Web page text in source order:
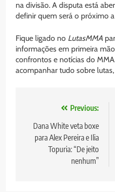
na divisão. A disputa está
definir quem será o próximo
Fique ligado no LutasMMA
informações em primeira
confrontos e notícias do
acompanhar tudo sobre
Navegação
de
Post
Previous:
Dana White veta boxe
para Alex Pereira e Ilia
Topuria: “De jeito
nenhum”